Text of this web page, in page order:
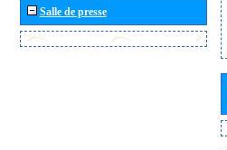
Salle de presse